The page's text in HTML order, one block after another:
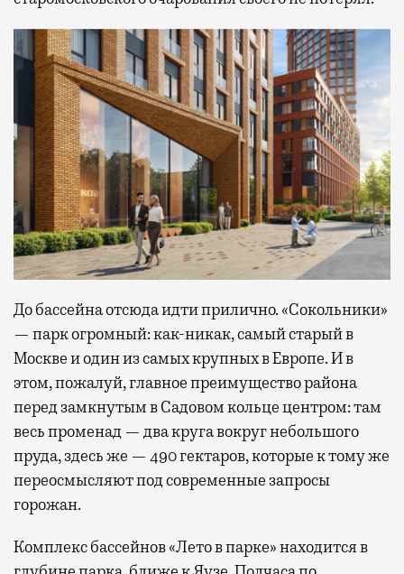
До бассейна отсюда идти прилично. «Сокольники»
— парк огромный: как-никак, самый старый в
Москве и один из самых крупных в Европе. И в
этом, пожалуй, главное преимущество района
перед замкнутым в Садовом кольце центром: там
весь променад — два круга вокруг небольшого
пруда, здесь же — 490 гектаров, которые к тому же
переосмысляют под современные запросы
горожан.
Комплекс бассейнов «Лето в парке» находится в